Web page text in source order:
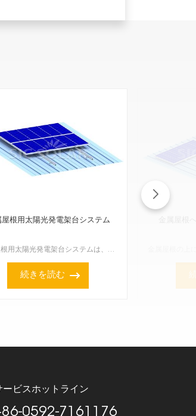
屋根用太陽光発電架台システム
金属屋根用太陽光発電架台システムは、台形、波形、立体継ぎ目など、あらゆる種類の金属屋根に太陽光発電パネルを固定するために設計されています。これらのシステムは、強度と軽量性を兼ね備え、設置も容易です。屋...
続きを読む
ービスホットライン
0592-7161176